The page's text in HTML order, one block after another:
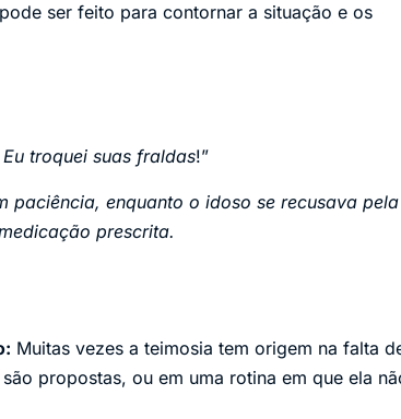
ser feito para contornar a situação e os
troquei suas fraldas!”
paciência, enquanto o idoso se recusava pela
prescrita.
Muitas vezes a teimosia tem origem na falta
propostas, ou em uma rotina em que ela